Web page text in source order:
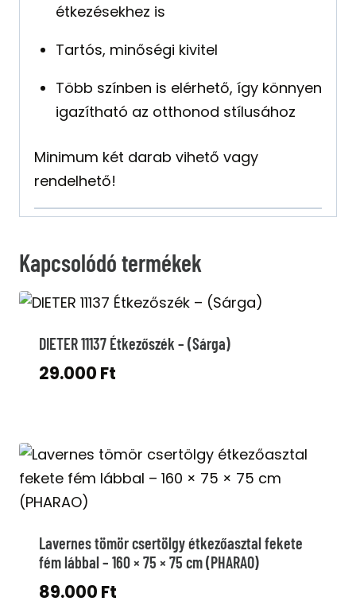
étkezésekhez is
Tartós, minőségi kivitel
Több színben is elérhető, így könnyen
igazítható az otthonod stílusához
Minimum két darab vihető vagy
rendelhető!
Kapcsolódó termékek
DIETER 11137 Étkezőszék – (Sárga)
29.000 Ft
Lavernes tömör csertölgy étkezőasztal fekete
fém lábbal – 160 × 75 × 75 cm (PHARAO)
89.000 Ft